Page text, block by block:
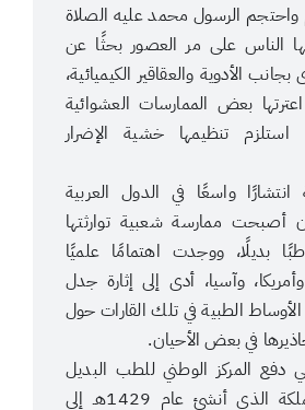
واحتجم الرسول محمد عليه الصلاة
الناس على مر العصور بحثًا عن
الأدوية والعقاقير الكيميائية،
بعض الممارسات العشوائية
تنظيمها خشية الإضرار
واسعًا في الدول العربية
أصبحت ممارسة شعبية توارثتها
بديلًا، ووجدت اهتمامًا علميًا
وآسيا، أدى إلى إثارة جدل
الطبية في تلك القارات حول
في بعض الأحيان.
دفع المركز الوطني للطب البديل
والتكميلي في المملكة الذي أنشئ عام 1429هـ إلى